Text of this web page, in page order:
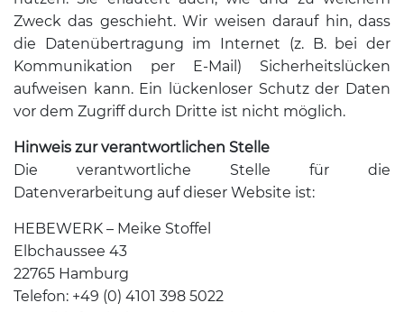
Zweck das geschieht. Wir weisen darauf hin, dass
die Datenübertragung im Internet (z. B. bei der
Kommunikation per E-Mail) Sicherheitslücken
aufweisen kann. Ein lückenloser Schutz der Daten
vor dem Zugriff durch Dritte ist nicht möglich.
Hinweis zur verantwortlichen Stelle
Die verantwortliche Stelle für die
Datenverarbeitung auf dieser Website ist:
HEBEWERK – Meike Stoffel
Elbchaussee 43
22765 Hamburg
Telefon: +49 (0) 4101 398 5022